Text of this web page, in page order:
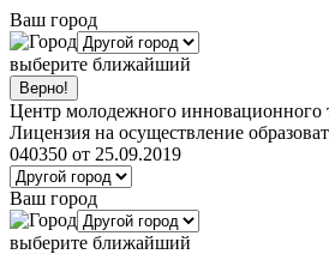
Ваш город
выберите ближайший
Центр молодежного инновационного
Лицензия на осуществление
040350 от 25.09.2019
Ваш город
выберите ближайший